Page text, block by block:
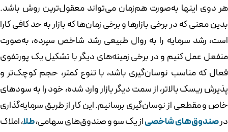
هر دوی اینها به‌صورت هم‌زمان می‌تواند معقول‌ترین روش باشد.
بدین معنی که در برخی بازارها و برخی زمان‌ها که بازار به حد کافی کارا
است، رشد سرمایه را به روال طبیعی رشد شاخص سپرده، به‌صورت
منفعل عمل کنیم و در برخی زمینه‌های دیگر با تشکیل یک پورتفوی
فعال که مناسب نوسان‌گیری باشد، با تنوع کمتر، حجم کوچک‌تر و
پذیرش ریسک بالاتر، از سمت دیگر بازار وارد شده، خود را به سودهای
خاص و مقطعی از نوسان‌گیری برسانیم. این کار از طریق سرمایه‌گذاری
درصندوق‌های شاخصیاز یک سو و صندوق‌های سهامی،طلا، املاک